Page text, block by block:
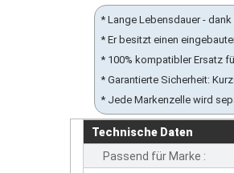
* Lange Lebensdauer -
* Er besitzt einen
* 100% kompatibler Ersatz
* Garantierte Sicherheit:
* Jede Markenzelle wird
Technische Daten
Passend für Marke :